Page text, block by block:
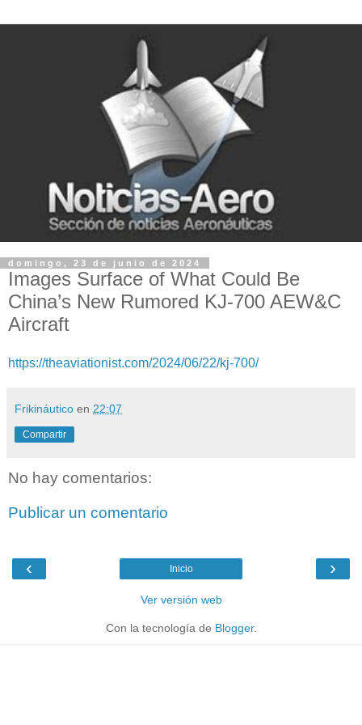
domingo, 23 de junio de 2024
Images Surface of What Could Be
China’s New Rumored KJ-700 AEW&C
Aircraft
https://theaviationist.com/2024/06/22/kj-700/
Frikináutico en 22:07
Compartir
No hay comentarios:
Publicar un comentario
‹ ›
Inicio
Ver versión web
Con la tecnología de Blogger.